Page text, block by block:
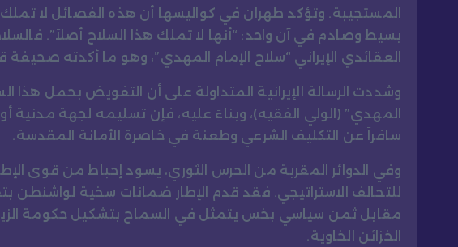
المستجيبة. وتؤكد طهران في كواليسها أن هذه الفصائل لا
بسيط وصادم في آن واحد: “أنها لا تملك هذا السلاح أصلاً”.
العقائدي الإيراني “سلاح الإمام المهدي”، وهو ما أكدته صحيفة
وشددت الرسالة الإيرانية المتداولة على أن التفويض بحمل هذا
المهدي” (الولي الفقيه)، وبناءً عليه، فإن تسليمه لجهة
سافراً عن التكليف الشرعي وطعنة في خاصرة الأمانة المقدسة.
وفي الدوائر المقربة من الحرس الثوري، يسود إحباط من قوى
للتحالف الاستراتيجي. فقد قدم الإطار ضمانات سخية لواشنطن
مقابل ثمن سياسي بخس يتمثل في السماح بتشكيل حكومة
الخزائن الخاوية.